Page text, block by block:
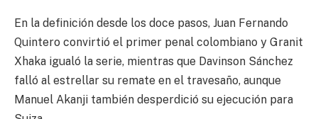
En la definición desde los doce pasos, Juan Fernando
Quintero convirtió el primer penal colombiano y Granit
Xhaka igualó la serie, mientras que Davinson Sánchez
falló al estrellar su remate en el travesaño, aunque
Manuel Akanji también desperdició su ejecución para